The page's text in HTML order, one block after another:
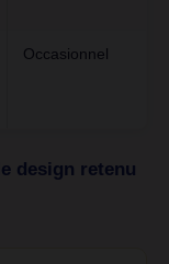
Occasionnel
design retenu